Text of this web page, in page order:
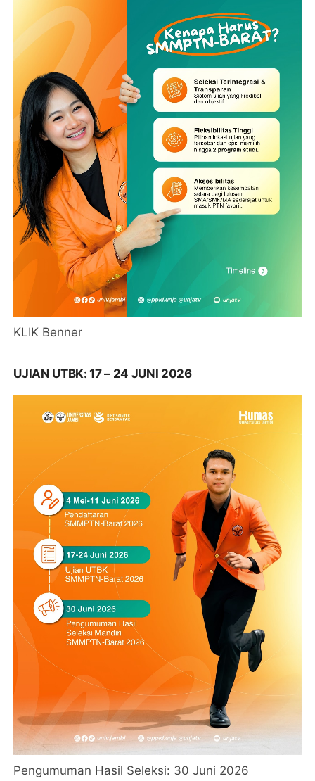
KLIK Benner
UJIAN UTBK: 17 – 24 JUNI 2026
Pengumuman Hasil Seleksi: 30 Juni 2026